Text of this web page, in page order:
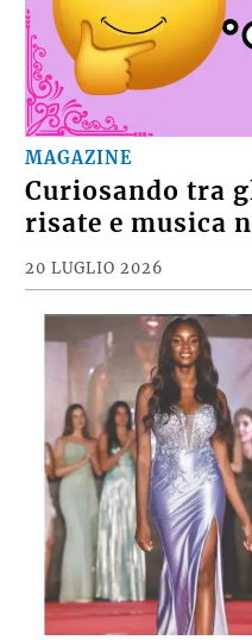
MAGAZINE
Curiosando tra
risate e musica
20 LUGLIO 2026